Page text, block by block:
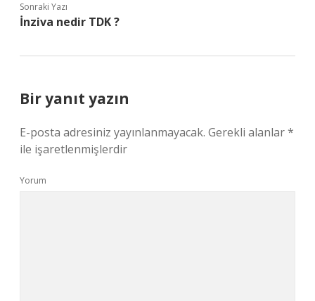
Sonraki Yazı
İnziva nedir TDK ?
Bir yanıt yazın
E-posta adresiniz yayınlanmayacak. Gerekli alanlar*
ile işaretlenmişlerdir
Yorum